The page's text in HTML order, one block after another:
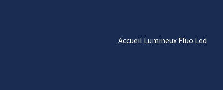
Accueil Lumineux Fluo Led